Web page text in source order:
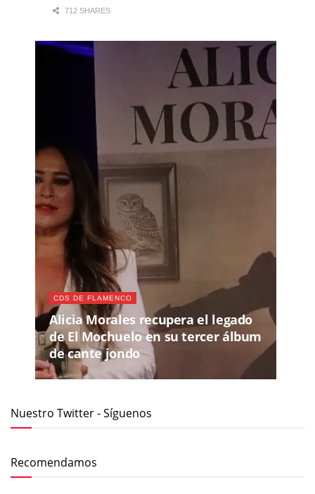
712 SHARES
CDS DE FLAMENCO
Alicia Morales recupera el legado
de El Mochuelo en su tercer álbum
de cante jondo
Nuestro Twitter - Síguenos
Recomendamos